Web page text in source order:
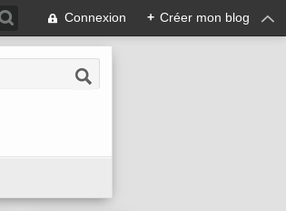
Connexion + Créer mon blog